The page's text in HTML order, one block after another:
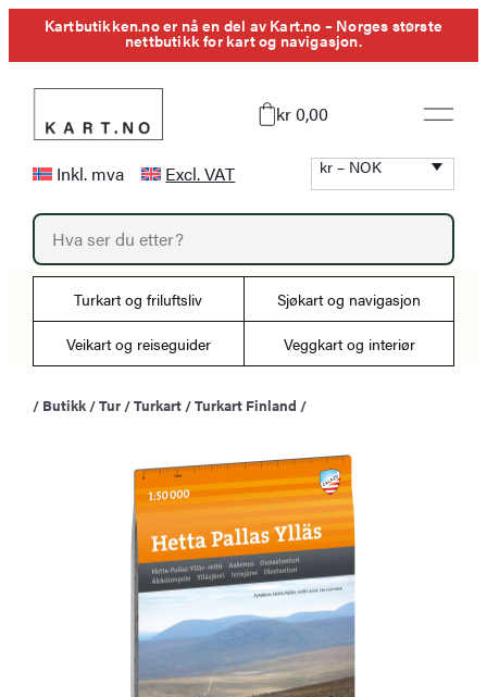
HoppKartbutikken.no er nå en del av Kart.no – Norges største
nettbutikk for kart og navigasjon.
kr 0,00
Inkl. mva Excl. VAT kr – NOK
P
o
d
t
r
Turkart og friluftsliv Sjøkart og navigasjon
Veikart og reiseguider Veggkart og interiør
/ Butikk /Tur /Turkart /Turkart Finland /